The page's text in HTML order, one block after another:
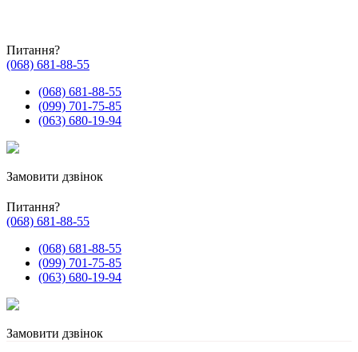
Питання?
(068) 681-88-55
(068) 681-88-55
(099) 701-75-85
(063) 680-19-94
Замовити дзвінок
Питання?
(068) 681-88-55
(068) 681-88-55
(099) 701-75-85
(063) 680-19-94
Замовити дзвінок